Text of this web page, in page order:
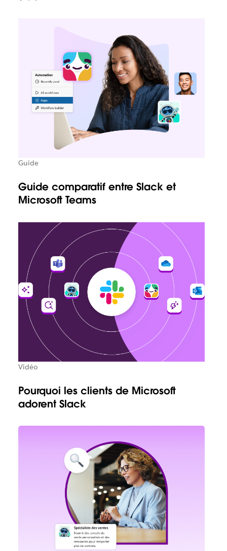
Guide
Guide comparatif entre Slack et
Microsoft Teams
Vidéo
Pourquoi les clients de Microsoft
adorent Slack